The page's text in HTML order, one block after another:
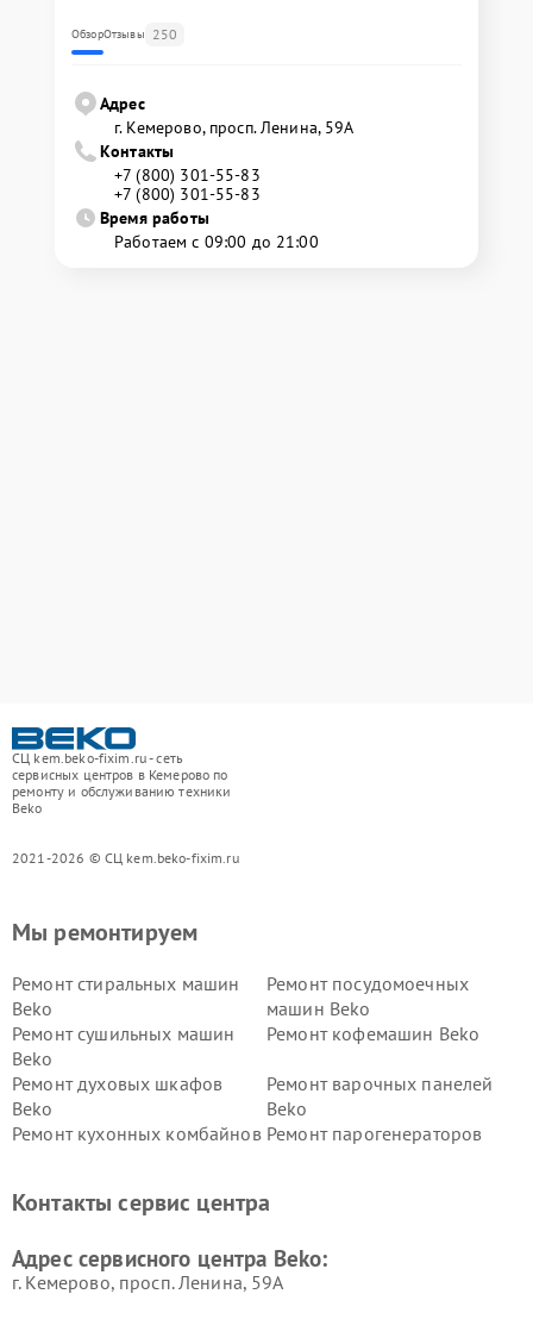
ОбзорОтзывы 250
Адрес
г. Кемерово, просп. Ленина, 59А
Контакты
+7 (800) 301-55-83
+7 (800) 301-55-83
Время работы
Работаем с 09:00 до 21:00
СЦ kem.beko-fixim.ru - сеть
сервисных центров в Кемерово по
ремонту и обслуживанию техники
Beko
2021-2026 © СЦ kem.beko-fixim.ru
Мы ремонтируем
Ремонт стиральных машин
Beko
Ремонт посудомоечных
машин Beko
Ремонт сушильных машин
Beko
Ремонт кофемашин Beko
Ремонт духовых шкафов
Beko
Ремонт варочных панелей
Beko
Ремонт кухонных комбайнов Ремонт парогенераторов
Ремонт холодильников Beko Ремонт морозильных камер
Контакты сервис центра
Адрес сервисного центра Beko:
г. Кемерово, просп. Ленина, 59А